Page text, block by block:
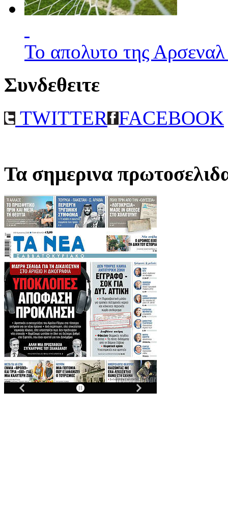
Το απολυτο της
Συνδεθειτε
TWITTER FACEBOOK
Τα σημερινα